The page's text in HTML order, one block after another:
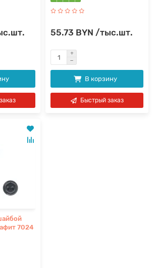
55.73 BYN /тыс.шт.
В корзину
Быстрый заказ
7024